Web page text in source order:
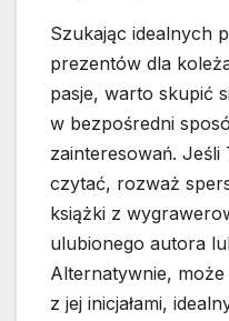
Szukając idealnych
prezentów dla
pasje, warto skupić
w bezpośredni
zainteresowań.
czytać, rozważ
książki z
ulubionego autora
Alternatywnie,
z jej inicjałami,